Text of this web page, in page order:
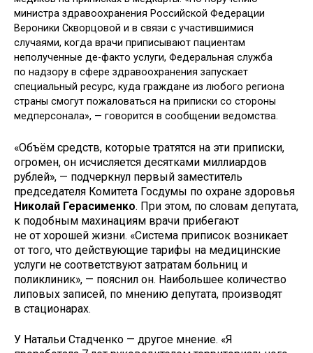
министра здравоохранения Российской Федерации
Вероники Скворцовой и в связи с участившимися
случаями, когда врачи приписывают пациентам
неполученные де-факто услуги, Федеральная служба
по надзору в сфере здравоохранения запускает
специальный ресурс, куда граждане из любого региона
страны смогут пожаловаться на приписки со стороны
медперсонала», — говорится в сообщении ведомства.
«Объём средств, которые тратятся на эти приписки,
огромен, он исчисляется десятками миллиардов
рублей», — подчеркнул первый заместитель
председателя Комитета Госдумы по охране здоровья
Николай Герасименко. При этом, по словам депутата,
к подобным махинациям врачи прибегают
не от хорошей жизни. «Система приписок возникает
от того, что действующие тарифы на медицинские
услуги не соответствуют затратам больниц и
поликлиник», — пояснил он. Наибольшее количество
липовых записей, по мнению депутата, производят
в стационарах.
У Натальи Стадченко — другое мнение. «Я